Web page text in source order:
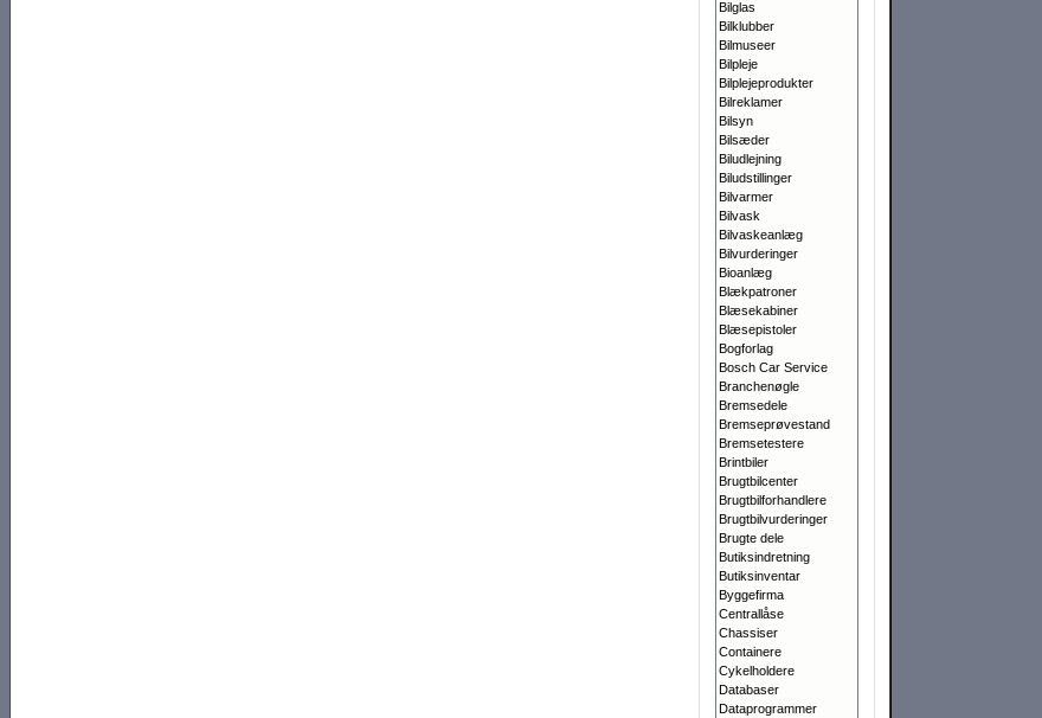
Bilglas
Bilklubber
Bilmuseer
Bilpleje
Bilplejeprodukter
Bilreklamer
Bilsyn
Bilsæder
Biludlejning
Biludstillinger
Bilvarmer
Bilvask
Bilvaskeanlæg
Bilvurderinger
Bioanlæg
Blækpatroner
Blæsekabiner
Blæsepistoler
Bogforlag
Bosch Car Service
Branchenøgle
Bremsedele
Bremseprøvestand
Bremsetestere
Brintbiler
Brugtbilcenter
Brugtbilforhandlere
Brugtbilvurderinger
Brugte dele
Butiksindretning
Butiksinventar
Byggefirma
Centrallåse
Chassiser
Containere
Cykelholdere
Databaser
Dataprogrammer